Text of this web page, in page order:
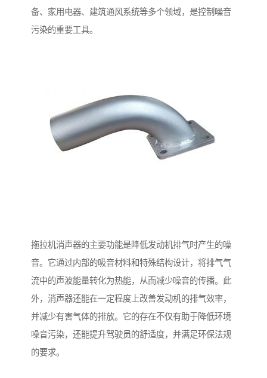
备、家用电器、建筑通风系统等多个领域，是控制噪音
污染的重要工具。
拖拉机消声器的主要功能是降低发动机排气时产生的噪
音。它通过内部的吸音材料和特殊结构设计，将排气气
流中的声波能量转化为热能，从而减少噪音的传播。此
外，消声器还能在一定程度上改善发动机的排气效率，
并减少有害气体的排放。它的存在不仅有助于降低环境
噪音污染，还能提升驾驶员的舒适度，并满足环保法规
的要求。